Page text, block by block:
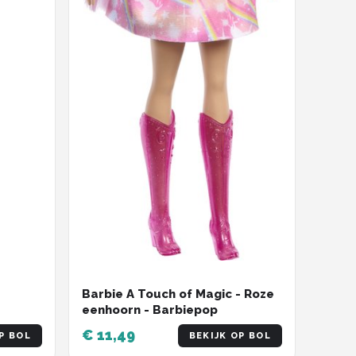
BOL
Barbie A Touch of Magic - Roze
eenhoorn - Barbiepop
€ 11,49 BEKIJK OP BOL